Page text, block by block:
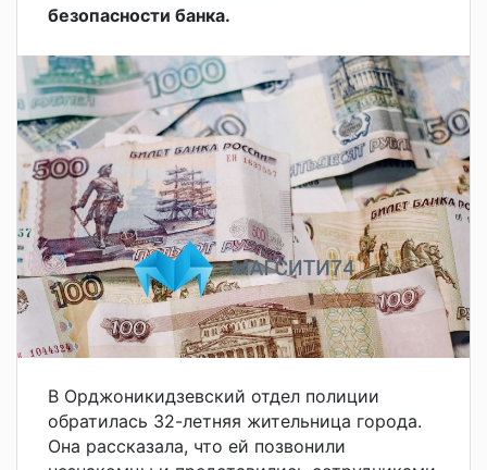
безопасности банка.
В Орджоникидзевский отдел полиции
обратилась 32-летняя жительница города.
Она рассказала, что ей позвонили